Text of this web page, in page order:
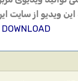
این ویدیو از سایت
DOWNLOAD